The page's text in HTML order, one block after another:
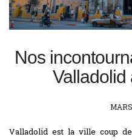
Nos
Valladolid
Valladolid est la ville coup